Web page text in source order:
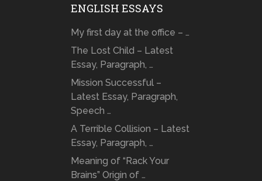
ENGLISH ESSAYS
My first day at the office – …
The Lost Child – Latest
Essay, Paragraph, …
Mission Successful –
Latest Essay, Paragraph,
Speech …
A Terrible Collision – Latest
Essay, Paragraph, …
Meaning of “Rack Your
Brains” Origin of …